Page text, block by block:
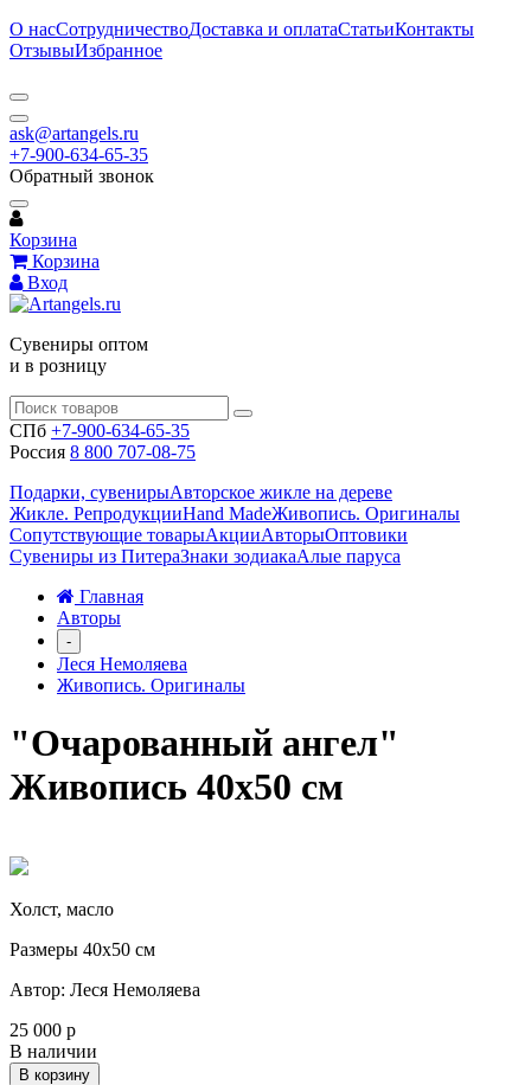
О насСотрудничествоДоставка и оплатаСтатьиКонтакты
ОтзывыИзбранное
ask@artangels.ru
+7-900-634-65-35
Обратный звонок
Корзина
Корзина
Вход
Сувениры оптом
и в розницу
СПб +7-900-634-65-35
Россия 8 800 707-08-75
Подарки, сувенирыАвторское жикле на дереве
Жикле. РепродукцииHand MadeЖивопись. Оригиналы
Сопутствующие товарыАкцииАвторыОптовики
Сувениры из ПитераЗнаки зодиакаАлые паруса
Главная
Авторы
-
Леся Немоляева
Живопись. Оригиналы
"Очарованный ангел"
Живопись 40х50 см
Холст, масло
Размеры 40х50 см
Автор: Леся Немоляева
25 000 р
В наличии
В корзину